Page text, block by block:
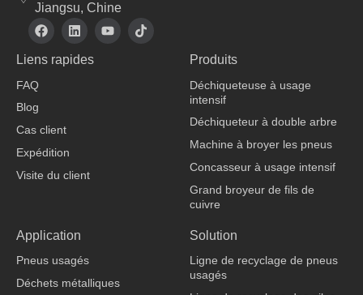
Jiangsu, Chine
F
a
e
L
i
k
Y
o
T
i
Liens rapides
FAQ
Blog
Cas client
Expédition
Visite du client
Produits
Déchiqueteuse à usage
intensif
Déchiqueteur à double arbre
Machine à broyer les pneus
Concasseur à usage intensif
Grand broyeur de fils de
cuivre
Application
Pneus usagés
Déchets métalliques
Solution
Ligne de recyclage de pneus
usagés